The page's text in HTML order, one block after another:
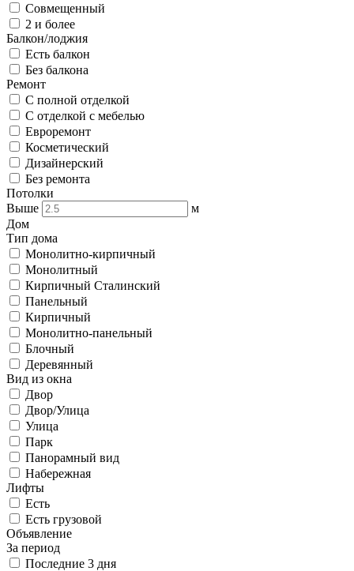
Совмещенный
2 и более
Балкон/лоджия
Есть балкон
Без балкона
Ремонт
С полной отделкой
С отделкой с мебелью
Евроремонт
Косметический
Дизайнерский
Без ремонта
Потолки
Выше
м
Дом
Тип дома
Монолитно-кирпичный
Монолитный
Кирпичный Сталинский
Панельный
Кирпичный
Монолитно-панельный
Блочный
Деревянный
Вид из окна
Двор
Двор/Улица
Улица
Парк
Панорамный вид
Набережная
Лифты
Есть
Есть грузовой
Объявление
За период
Последние 3 дня